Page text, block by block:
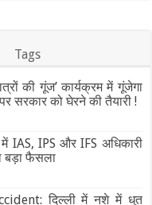
Tags
की गूंज’ कार्यक्रम में गूंजेगा
सरकार को घेरने की तैयारी !
IAS, IPS और IFS अधिकारी
बड़ा फैसला
दिल्ली में नशे में धुत